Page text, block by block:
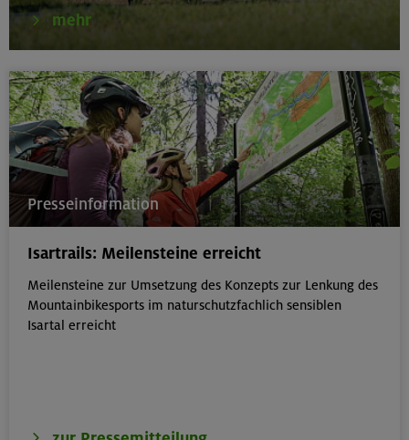
mehr
Presseinformation
Isartrails: Meilensteine erreicht
Meilensteine zur Umsetzung des Konzepts zur Lenkung des
Mountainbikesports im naturschutzfachlich sensiblen
Isartal erreicht